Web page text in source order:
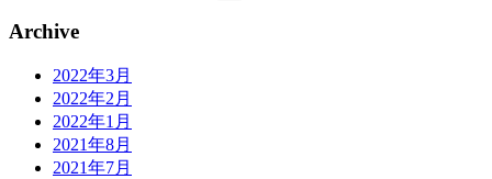
Archive
2022年3月
2022年2月
2022年1月
2021年8月
2021年7月